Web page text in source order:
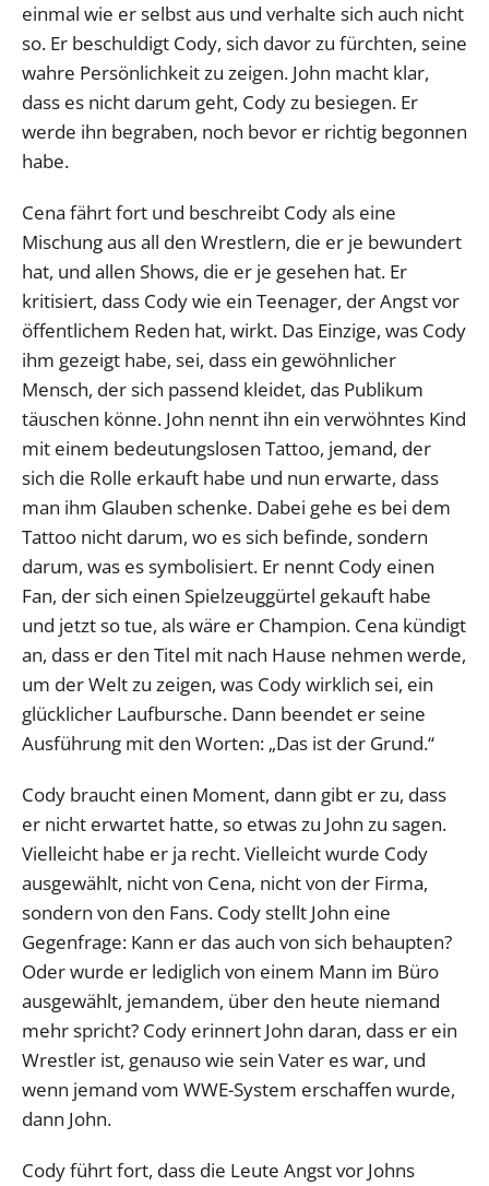
einmal wie er selbst aus und verhalte sich auch nicht
so. Er beschuldigt Cody, sich davor zu fürchten, seine
wahre Persönlichkeit zu zeigen. John macht klar,
dass es nicht darum geht, Cody zu besiegen. Er
werde ihn begraben, noch bevor er richtig begonnen
habe.
Cena fährt fort und beschreibt Cody als eine
Mischung aus all den Wrestlern, die er je bewundert
hat, und allen Shows, die er je gesehen hat. Er
kritisiert, dass Cody wie ein Teenager, der Angst vor
öffentlichem Reden hat, wirkt. Das Einzige, was Cody
ihm gezeigt habe, sei, dass ein gewöhnlicher
Mensch, der sich passend kleidet, das Publikum
täuschen könne. John nennt ihn ein verwöhntes Kind
mit einem bedeutungslosen Tattoo, jemand, der
sich die Rolle erkauft habe und nun erwarte, dass
man ihm Glauben schenke. Dabei gehe es bei dem
Tattoo nicht darum, wo es sich befinde, sondern
darum, was es symbolisiert. Er nennt Cody einen
Fan, der sich einen Spielzeuggürtel gekauft habe
und jetzt so tue, als wäre er Champion. Cena kündigt
an, dass er den Titel mit nach Hause nehmen werde,
um der Welt zu zeigen, was Cody wirklich sei, ein
glücklicher Laufbursche. Dann beendet er seine
Ausführung mit den Worten: „Das ist der Grund.“
Cody braucht einen Moment, dann gibt er zu, dass
er nicht erwartet hatte, so etwas zu John zu sagen.
Vielleicht habe er ja recht. Vielleicht wurde Cody
ausgewählt, nicht von Cena, nicht von der Firma,
sondern von den Fans. Cody stellt John eine
Gegenfrage: Kann er das auch von sich behaupten?
Oder wurde er lediglich von einem Mann im Büro
ausgewählt, jemandem, über den heute niemand
mehr spricht? Cody erinnert John daran, dass er ein
Wrestler ist, genauso wie sein Vater es war, und
wenn jemand vom WWE-System erschaffen wurde,
dann John.
Cody führt fort, dass die Leute Angst vor Johns